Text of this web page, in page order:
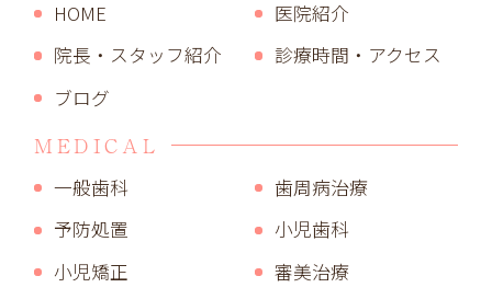
HOME
医院紹介
院長・スタッフ紹介
診療時間・アクセス
ブログ
MEDICAL
一般歯科
審美治療
歯周病治療
予防処置 小児歯科
小児矯正